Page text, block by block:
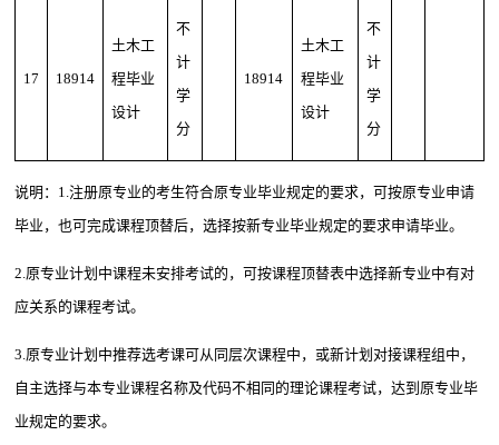
17 18914
土木工
程毕业
设计
不
计
学
分
18914
土木工
程毕业
设计
不
计
学
分
说明：1.注册原专业的考生符合原专业毕业规定的要求，可按原专业申请
毕业，也可完成课程顶替后，选择按新专业毕业规定的要求申请毕业。
2.原专业计划中课程未安排考试的，可按课程顶替表中选择新专业中有对
应关系的课程考试。
3.原专业计划中推荐选考课可从同层次课程中，或新计划对接课程组中，
自主选择与本专业课程名称及代码不相同的理论课程考试，达到原专业毕
业规定的要求。